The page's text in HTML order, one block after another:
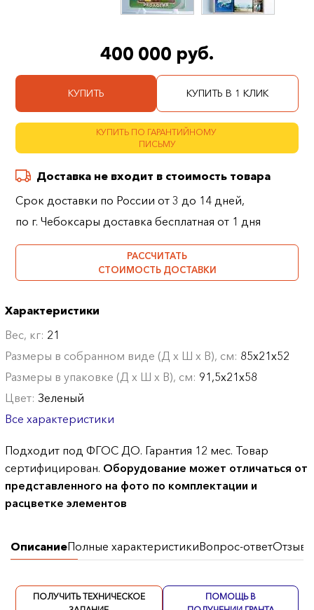
400 000 руб.
КУПИТЬ КУПИТЬ В 1 КЛИК
КУПИТЬ ПО ГАРАНТИЙНОМУ
ПИСЬМУ
Доставка не входит в стоимость товара
Срок доставки по России от 3 до 14 дней,
по г. Чебоксары доставка бесплатная от 1 дня
РАССЧИТАТЬ
СТОИМОСТЬ ДОСТАВКИ
Характеристики
Вес, кг: 21
Размеры в собранном виде (Д х Ш х В), см: 85х21х52
Размеры в упаковке (Д х Ш х В), см: 91,5х21х58
Цвет:Зеленый
Все характеристики
Подходит под ФГОС ДО. Гарантия 12 мес. Товар
сертифицирован. Оборудование может отличаться от
представленного на фото по комплектации и
расцветке элементов
ОписаниеПолные характеристикиВопрос-ответОтзывы
ПОЛУЧИТЬ ТЕХНИЧЕСКОЕ
ПОМОЩЬ В